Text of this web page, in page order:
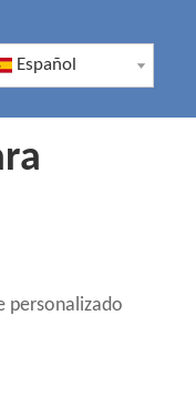
Español
personalizado